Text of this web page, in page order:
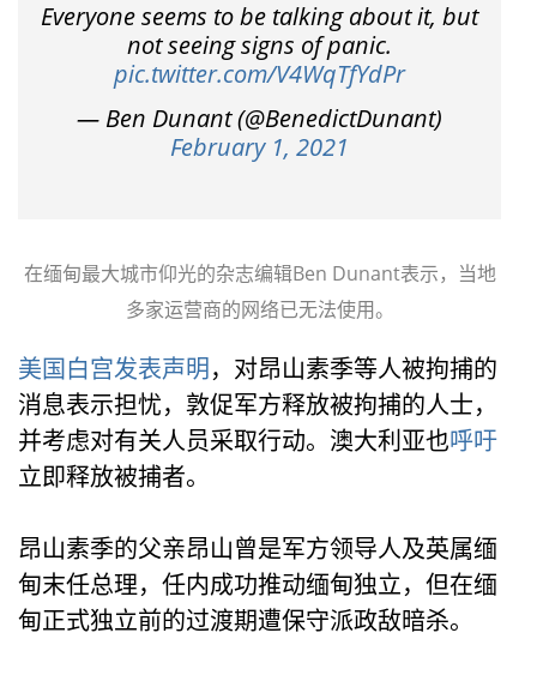
Everyone seems to be talking about it, but
not seeing signs of panic.
pic.twitter.com/V4WqTfYdPr
— Ben Dunant (@BenedictDunant)
February 1, 2021
在缅甸最大城市仰光的杂志编辑Ben Dunant表示，当地
多家运营商的网络已无法使用。
美国白宫发表声明 ，对昂山素季等人被拘捕的
消息表示担忧，敦促军方释放被拘捕的人士，
并考虑对有关人员采取行动。澳大利亚也呼吁
立即释放被捕者。
昂山素季的父亲昂山曾是军方领导人及英属缅
甸末任总理，任内成功推动缅甸独立，但在缅
甸正式独立前的过渡期遭保守派政敌暗杀。